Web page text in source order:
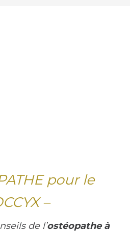
pour le
–
de l’ostéopathe à